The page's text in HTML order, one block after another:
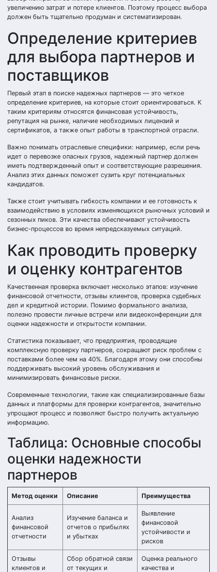
увеличению затрат и потере клиентов. Поэтому процесс выбора
должен быть тщательно продуман и систематизирован.
Определение критериев
для выбора партнеров и
поставщиков
Первый этап в поиске надежных партнеров — это четкое
определение критериев, на которые стоит ориентироваться. К
таким критериям относятся финансовая устойчивость,
репутация на рынке, наличие необходимых лицензий и
сертификатов, а также опыт работы в транспортной отрасли.
Важно понимать отраслевые специфики: например, если речь
идет о перевозке опасных грузов, надежный партнер должен
иметь подтвержденный опыт и соответствующие разрешения.
Анализ этих данных поможет сузить круг потенциальных
кандидатов.
Также стоит учитывать гибкость компании и ее готовность к
взаимодействию в условиях изменяющихся рыночных условий и
сезонных пиков. Эти качества обеспечивают устойчивость
бизнес-процессов во время непредсказуемых ситуаций.
Как проводить проверку
и оценку контрагентов
Качественная проверка включает несколько этапов: изучение
финансовой отчетности, отзывы клиентов, проверка судебных
дел и кредитной истории. Помимо формального анализа,
полезно провести личные встречи или видеоконференции для
оценки надежности и открытости компании.
Статистика показывает, что предприятия, проводящие
комплексную проверку партнеров, сокращают риск проблем с
поставками более чем на 40%. Благодаря этому они способны
поддерживать высокий уровень обслуживания и
минимизировать финансовые риски.
Современные технологии, такие как специализированные базы
данных и платформы для проверки контрагентов, значительно
упрощают процесс и позволяют быстро получить актуальную
информацию.
Таблица: Основные способы
оценки надежности
партнеров
Метод оценки Описание Преимущества
Анализ
финансовой
отчетности
Изучение баланса и
отчетов о прибылях
и убытках
Выявление
финансовой
устойчивости и
рисков
Отзывы
клиентов и
Сбор обратной связи
от текущих и
Оценка реального
качества и